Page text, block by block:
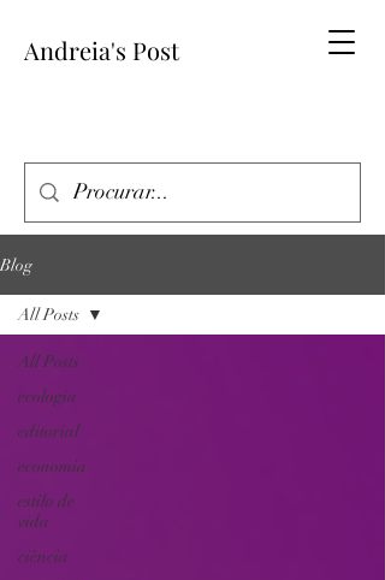
Andreia's Post
Blog
All Posts
ecologia
editorial
economia
estilo de
vida
ciência
All Posts